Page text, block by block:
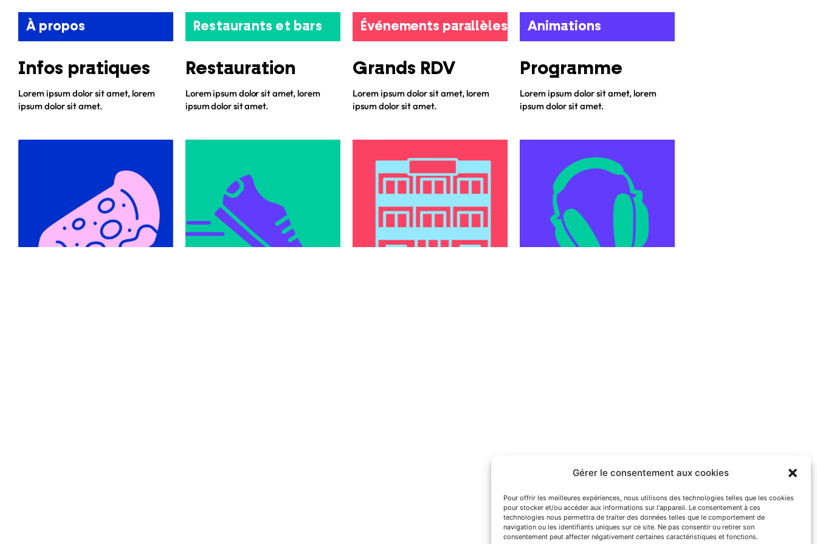
Gérer le consentement aux cookies
Pour offrir les meilleures expériences, nous utilisons des technologies telles que les cookies
pour stocker et/ou accéder aux informations sur l'appareil. Le consentement à ces
technologies nous permettra de traiter des données telles que le comportement de
navigation ou les identifiants uniques sur ce site. Ne pas consentir ou retirer son
consentement peut affecter négativement certaines caractéristiques et fonctions.
À propos
Infos pratiques
Lorem ipsum dolor sit amet, lorem
ipsum dolor sit amet.
Restaurants et bars
Restauration
Lorem ipsum dolor sit amet, lorem
ipsum dolor sit amet.
Événements parallèles
Grands RDV
Lorem ipsum dolor sit amet, lorem
ipsum dolor sit amet.
Animations
Programme
Lorem ipsum dolor sit amet, lorem
ipsum dolor sit amet.